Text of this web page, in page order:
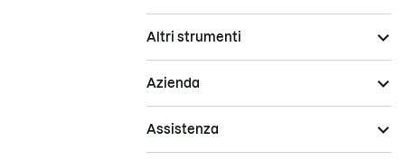
Altri strumenti
Azienda
Assistenza